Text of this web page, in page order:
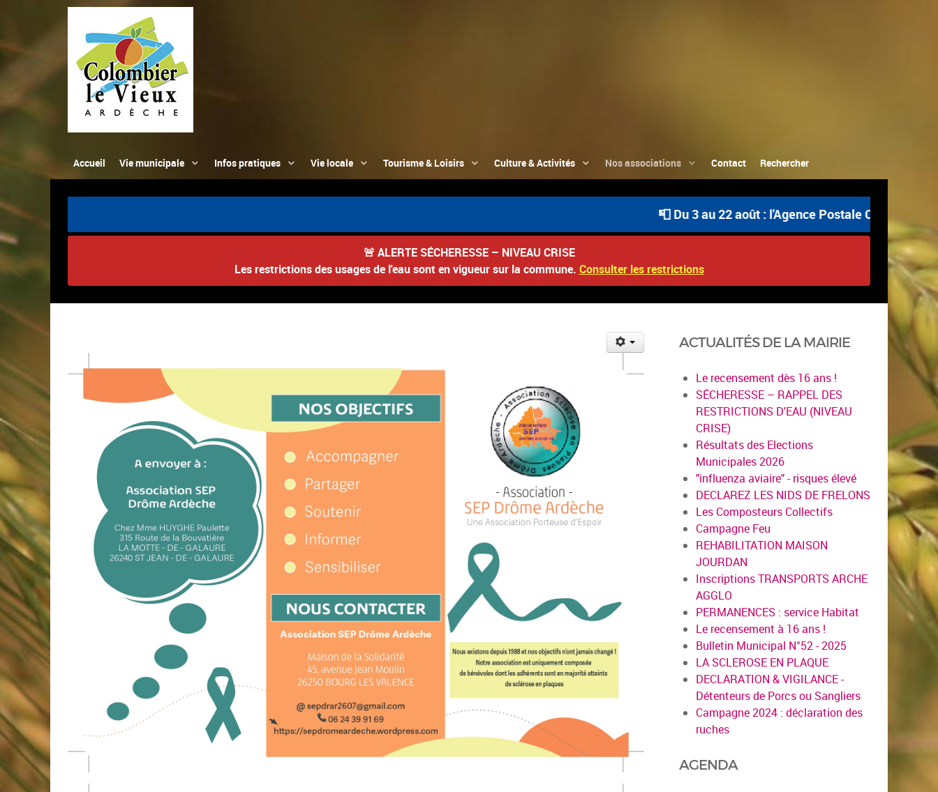
Accueil Vie municipale Infos pratiques Vie locale Tourisme & Loisirs Culture & Activités Nos associations Contact Rechercher
📮 Du 3 au 22 août : l'Agence Postale Communale
🚨 ALERTE SÉCHERESSE – NIVEAU CRISE
Les restrictions des usages de l'eau sont en vigueur sur la commune. Consulter les restrictions
ACTUALITÉS DE LA MAIRIE
Le recensement dès 16 ans !
SÉCHERESSE – RAPPEL DES
RESTRICTIONS D'EAU (NIVEAU
CRISE)
Résultats des Elections
Municipales 2026
"influenza aviaire" - risques élevé
DECLAREZ LES NIDS DE FRELONS
Les Composteurs Collectifs
Campagne Feu
REHABILITATION MAISON
JOURDAN
Inscriptions TRANSPORTS ARCHE
AGGLO
PERMANENCES : service Habitat
Le recensement à 16 ans !
Bulletin Municipal N°52 - 2025
LA SCLEROSE EN PLAQUE
DECLARATION & VIGILANCE -
Détenteurs de Porcs ou Sangliers
Campagne 2024 : déclaration des
ruches
AGENDA